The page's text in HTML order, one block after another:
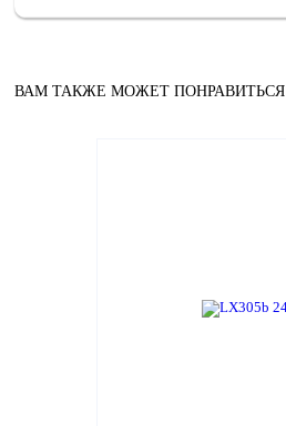
ВАМ ТАКЖЕ МОЖЕТ ПОНРАВИТЬСЯ